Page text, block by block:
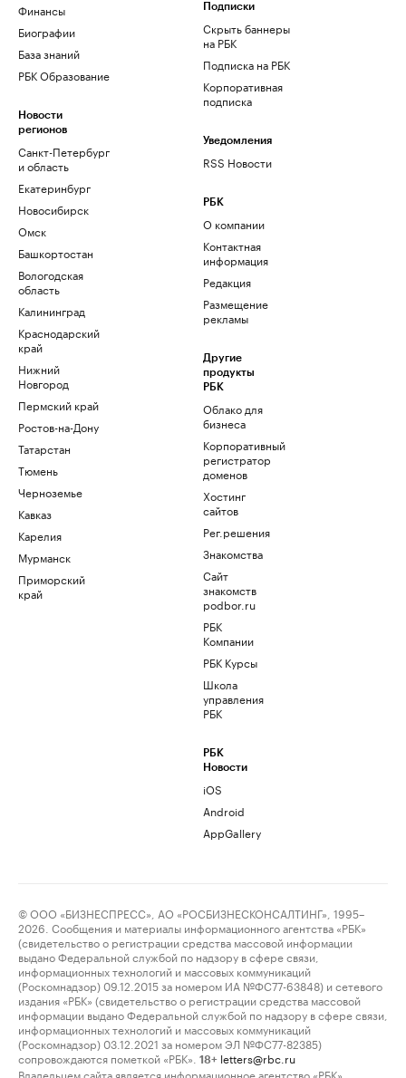
Финансы
Биографии
База знаний
РБК Образование
Новости
регионов
Санкт-Петербург
и область
Екатеринбург
Новосибирск
Омск
Башкортостан
Вологодская
область
Калининград
Краснодарский
край
Нижний
Новгород
Пермский край
Ростов-на-Дону
Татарстан
Тюмень
Черноземье
Кавказ
Карелия
Мурманск
Приморский
край
Подписки
Скрыть баннеры
на РБК
Подписка на РБК
Корпоративная
подписка
Уведомления
RSS Новости
РБК
О компании
Контактная
информация
Редакция
Размещение
рекламы
Другие
продукты
РБК
Облако для
бизнеса
Корпоративный
регистратор
доменов
Хостинг
сайтов
Рег.решения
Знакомства
Сайт
знакомств
podbor.ru
РБК
Компании
РБК Курсы
Школа
управления
РБК
РБК
Новости
iOS
Android
AppGallery
© ООО «БИЗНЕСПРЕСС», АО «РОСБИЗНЕСКОНСАЛТИНГ», 1995–
2026. Сообщения и материалы информационного агентства «РБК»
(свидетельство о регистрации средства массовой информации
выдано Федеральной службой по надзору в сфере связи,
информационных технологий и массовых коммуникаций
(Роскомнадзор) 09.12.2015 за номером ИА №ФС77-63848) и сетевого
издания «РБК» (свидетельство о регистрации средства массовой
информации выдано Федеральной службой по надзору в сфере связи,
информационных технологий и массовых коммуникаций
(Роскомнадзор) 03.12.2021 за номером ЭЛ №ФС77-82385)
сопровождаются пометкой «РБК».
18+ letters@rbc.ru
Владельцем сайта является информационное агентство «РБК».